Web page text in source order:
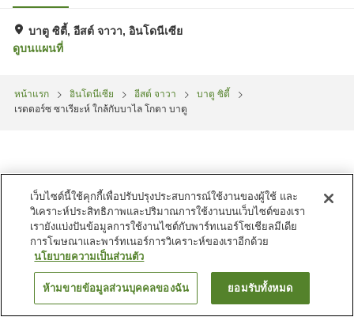
บาตู ซิตี้, อีสต์ จาวา, อินโดนีเซีย
ดูบนแผนที่
หน้าแรก อินโดนีเซีย อีสต์ จาวา
บาตู ซิตี้
เรดดอร์ซ ซาเรียะห์ ใกล้กับบาไล โกตา บาตู
ค้นหาห้องพัก
เว็บไซต์นี้ใช้คุกกี้เพื่อปรับปรุงประสบการณ์ใช้งานของผู้ใช้ และ
วิเคราะห์ประสิทธิภาพและปริมาณการใช้งานบนเว็บไซต์ของเรา
เรายังแบ่งปันข้อมูลการใช้งานไซต์กับพาร์ทเนอร์โซเชียลมีเดีย
การโฆษณาและพาร์ทเนอร์การวิเคราะห์ของเราอีกด้วย
นโยบายความเป็นส่วนตัว
ห้ามขายข้อมูลส่วนบุคคลของฉัน ยอมรับทั้งหมด